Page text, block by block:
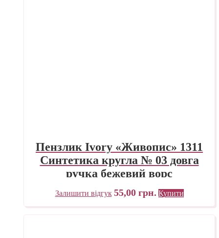
Пензлик Ivory «Живопис» 1311
Синтетика кругла № 03 довга
ручка бежевий ворс
Залишити відгук 55,00 грн. Купити